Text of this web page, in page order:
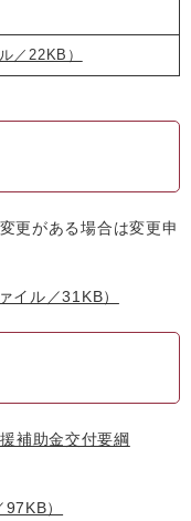
／22KB）
更がある場合は変更申
イル／31KB）
補助金交付要綱
）